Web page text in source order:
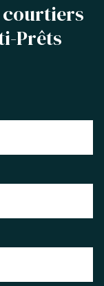
courtiers
Prêts